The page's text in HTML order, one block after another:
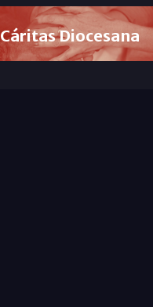
Cáritas Diocesana